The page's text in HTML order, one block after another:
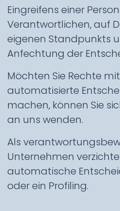
Eingreifens einer
Verantwortlichen, auf
eigenen Standpunkts
Anfechtung der
Möchten Sie Rechte
automatisierte
machen, können Sie
an uns wenden.
Als
Unternehmen
automatische
oder ein Profiling.